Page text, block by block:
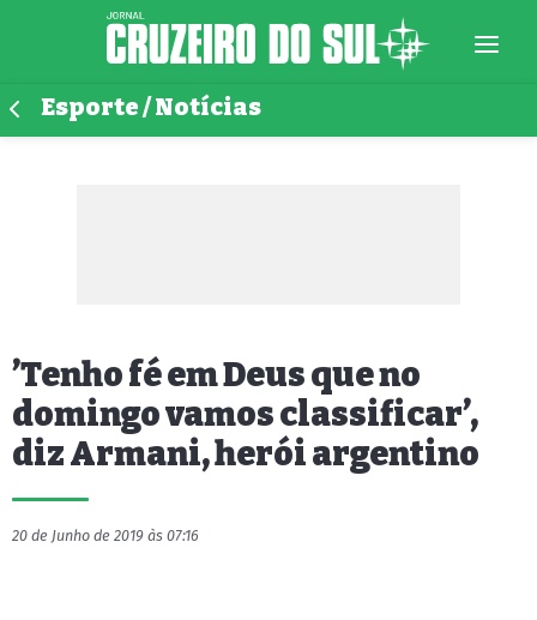
Esporte / Notícias
’Tenho fé em Deus que no
domingo vamos classificar’,
diz Armani, herói argentino
20 de Junho de 2019 às 07:16